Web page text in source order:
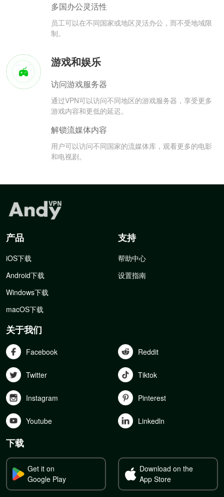
多国办公灵活性
员工可以在不同国家或地区灵活办公，而不受地域限
制。
游戏和娱乐
访问游戏服务器
通过VPN可以访问不同地区的游戏服务器，享受更多
游戏内容和更低的延迟。
解锁流媒体内容
用户可以访问不同国家的流媒体库，观看更多的电影
和电视剧。
产品
iOS下载
Android下载
Windows下载
macOS下载
支持
帮助中心
设置指南
关于我们
Facebook Reddit
Twitter Tiktok
Instagram Pinterest
Youtube Linkedln
下载
Get it on
Google Play
Download on the
App Store